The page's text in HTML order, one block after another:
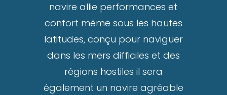
navire allie performances et
confort même sous les hautes
latitudes, conçu pour naviguer
dans les mers difficiles et des
régions hostiles il sera
également un navire agréable